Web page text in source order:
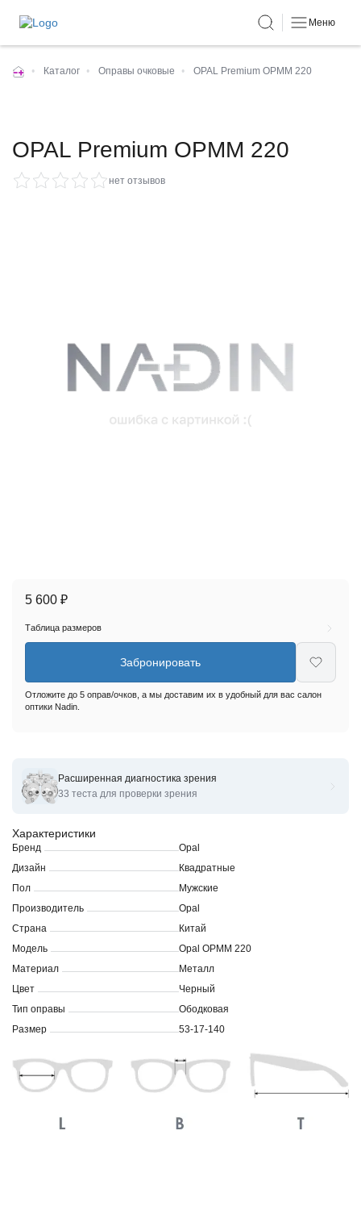
Меню
• Каталог • Оправы очковые • OPAL Premium OPMM 220
OPAL Premium OPMM 220
нет отзывов
Оправы для очков корригирующих OPAL Premium OPMM 220
Характеристики
Бренд
Opal
Дизайн
Квадратные
Пол
Мужские
Производитель
Opal
Страна
Китай
Модель
Opal OPMM 220
Материал
Металл
Цвет
Черный
Тип оправы
Ободковая
Размер
53-17-140
5 600 ₽
Таблица размеров
Забронировать
Отложите до 5 оправ/очков, а мы доставим их в удобный для вас салон
оптики Nadin.
Расширенная диагностика зрения
33 теста для проверки зрения